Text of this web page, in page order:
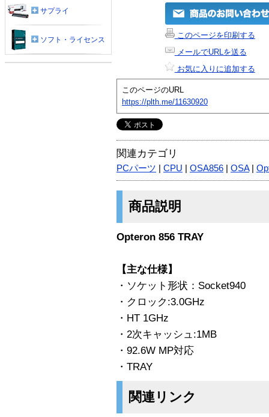
このページを印刷する
メールでURLを送る
お気に入りに追加する
このページのURL
https://plth.me/11630920
関連カテゴリ
PCパーツ CPU OSA856 OSA|
商品説明
Opteron 856 TRAY
【主な仕様】
・ソケット形状：Socket940
・クロック:3.0GHz
・HT 1GHz
・2次キャッシュ:1MB
・92.6W MP対応
・TRAY
関連リンク
サプライ
ソフト・ライセンス